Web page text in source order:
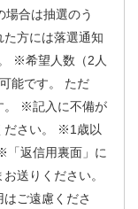
合は抽選のう
方には落選通知
※希望人数（2人
能です。 ただ
。 ※記入に不備が
ださい。 ※1歳以
「返信用裏面」に
送りください。
ご遠慮くださ